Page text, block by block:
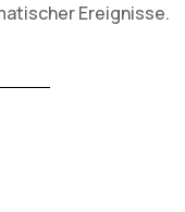
Ereignisse.